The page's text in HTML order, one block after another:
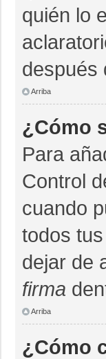
quién lo
después
Arriba
¿Cómo
Para
Control
cuando
todos
dejar de
firma
Arriba
¿Cómo